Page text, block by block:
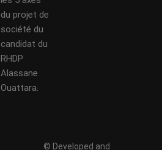
du projet de
société du
candidat du
RHDP
Alassane
Ouattara.
© Developed and